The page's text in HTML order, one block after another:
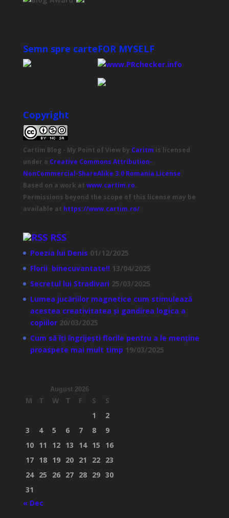
Semn spre carteFOR MYSELF
Copyright
Cartim Blog - My Point of Viewby Caritm is licensed
under a Creative Commons Attribution-
NonCommercial-ShareAlike 3.0 Romania License.
Based on a work at www.cartim.ro.
Permissions beyond the scope of this license may be
available at https://www.cartim.ro/.
RSS
Poezia lui Denis 01/12/2025
Florii binecuvantate!! 13/04/2025
Secretul lui Stradivari 25/03/2025
Lumea jucăriilor magnetice cum stimulează
acestea creativitatea și gandirea logica a
copiilor 20/03/2025
Cum să îți îngrijești florile pentru a le menține
proaspete mai mult timp 19/03/2025
August 2026
M T W T F S
S
1
2
3
4 5 6 7 8
9
10 11 12 13 14 15
16
17 18 19 20 21 22 23
24 25 26 27 28 29 30
31
« Dec